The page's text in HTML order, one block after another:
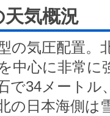
気概況
の気圧配置。
中心に非常に
で34メートル
の日本海側は